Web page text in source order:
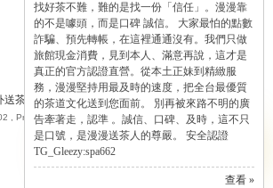
找好茶不難，難的是找一份「信任」。漫漫靠
的不是噱頭，而是口碑 誠信。 大家最怕的點數
詐騙、預先轉帳，在這裡通通沒有。我們只做
旅館現金消費，見到本人、滿意再說，這才是
真正的官方認證直營。從本土正妹到精緻服
務，漫漫堅持用最及時的速度，把全台最優質
的茶道文化送到您面前。 別再被來路不明的廣
告牽著走，認準 。誠信、口碑、及時，這不只
是口號，是漫漫送茶人的尊嚴。 安全認證
TG_Gleezy:spa662
查看 »
✕
✨ Manman 尊榮導航
點擊展開全部通道 ➔
送茶論壇 | SPA662 漫漫全台外送茶 - Gleezy
, Processed in 0.071671 second(s), 23 queries .